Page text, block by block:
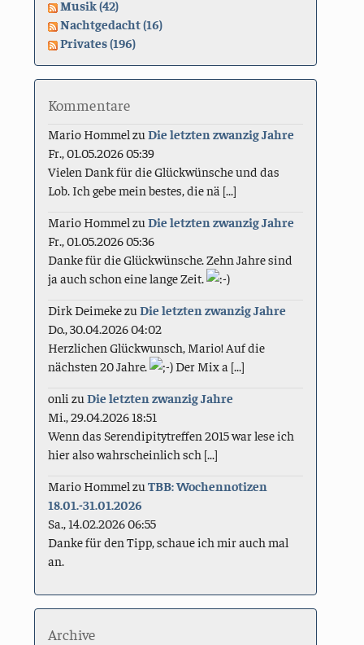
Musik (42)
Nachtgedacht (16)
Privates (196)
Kommentare
Mario Hommel zuDie letzten zwanzig Jahre
Fr., 01.05.2026 05:39
Vielen Dank für die Glückwünsche und das
Lob. Ich gebe mein bestes, die nä [...]
Mario Hommel zuDie letzten zwanzig Jahre
Fr., 01.05.2026 05:36
Danke für die Glückwünsche. Zehn Jahre sind
ja auch schon eine lange Zeit.
Dirk DeimekezuDie letzten zwanzig Jahre
Do., 30.04.2026 04:02
Herzlichen Glückwunsch, Mario! Auf die
nächsten 20 Jahre.
Der Mix a [...]
onli zuDie letzten zwanzig Jahre
Mi., 29.04.2026 18:51
Wenn das Serendipitytreffen 2015 war lese ich
hier also wahrscheinlich sch [...]
Mario Hommel zuTBB: Wochennotizen
18.01.-31.01.2026
Sa., 14.02.2026 06:55
Danke für den Tipp, schaue ich mir auch mal
an.
Archive